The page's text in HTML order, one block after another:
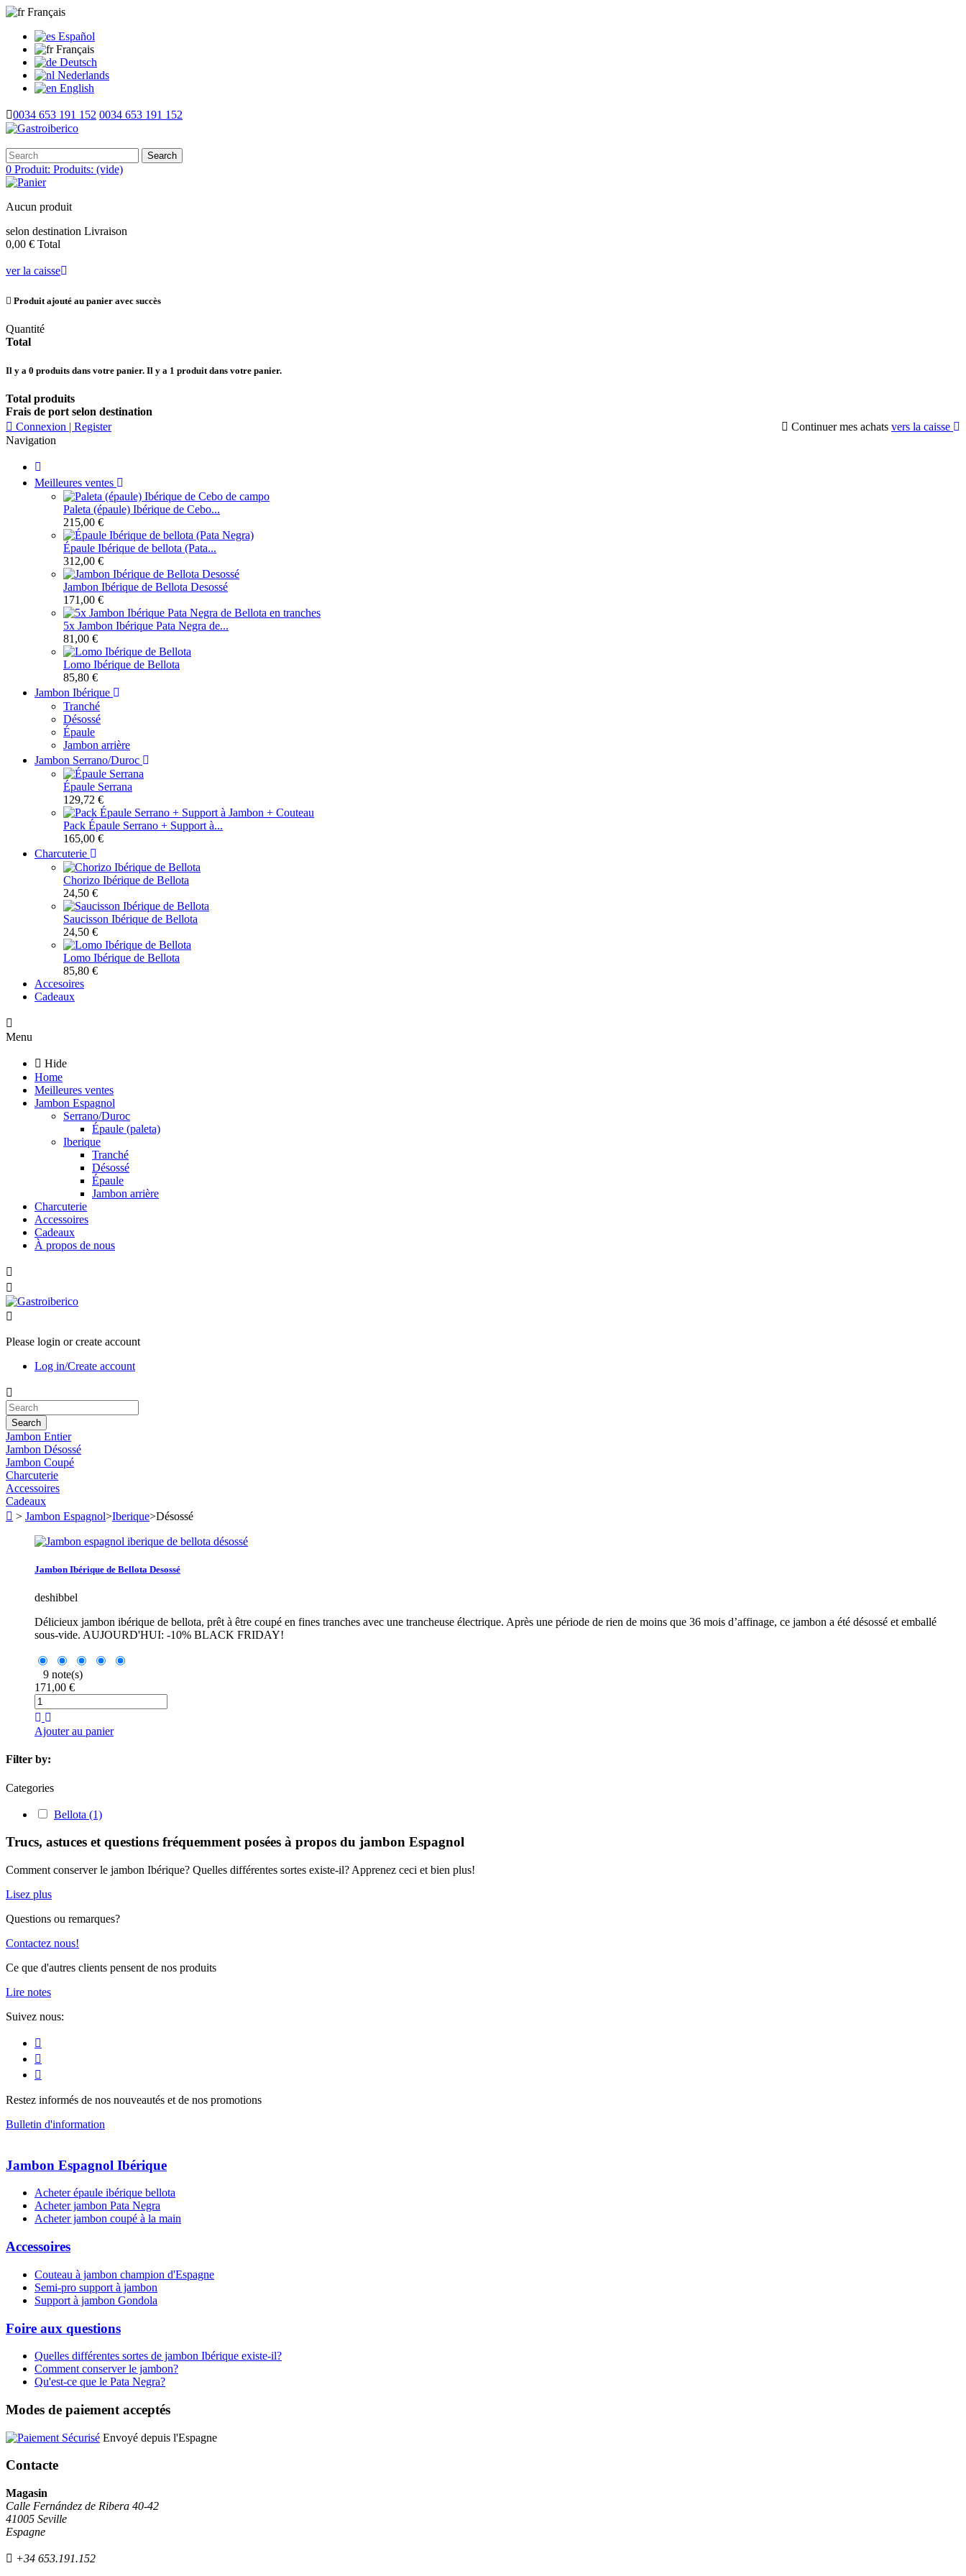
Français
Español
Français
Deutsch
Nederlands
English
0034 653 191 152 0034 653 191 152
Search
0 Produit: Produits: (vide)
Aucun produit
selon destination Livraison
0,00 € Total
ver la caisse
Produit ajouté au panier avec succès
Quantité
Total
Il y a 0 produits dans votre panier. Il y a 1 produit dans votre panier.
Total produits
Frais de port selon destination
Continuer mes achats vers la caisse
Connexion | Register
Navigation
Meilleures ventes
Paleta (épaule) Ibérique de Cebo...
215,00 €
Épaule Ibérique de bellota (Pata...
312,00 €
Jambon Ibérique de Bellota Desossé
171,00 €
5x Jambon Ibérique Pata Negra de...
81,00 €
Lomo Ibérique de Bellota
85,80 €
Jambon Ibérique
Tranché
Désossé
Épaule
Jambon arrière
Jambon Serrano/Duroc
Épaule Serrana
129,72 €
Pack Épaule Serrano + Support à...
165,00 €
Charcuterie
Chorizo Ibérique de Bellota
24,50 €
Saucisson Ibérique de Bellota
24,50 €
Lomo Ibérique de Bellota
85,80 €
Accesoires
Cadeaux
Menu
Hide
Home
Meilleures ventes
Jambon Espagnol
Serrano/Duroc
Épaule (paleta)
Iberique
Tranché
Désossé
Épaule
Jambon arrière
Charcuterie
Accessoires
Cadeaux
À propos de nous
Please login or create account
Log in/Create account
Search
Jambon Entier
Jambon Désossé
Jambon Coupé
Charcuterie
Accessoires
Cadeaux
> Jambon Espagnol>Iberique>Désossé
Jambon Ibérique de Bellota Desossé
deshibbel
Délicieux jambon ibérique de bellota, prêt à être coupé en fines tranches avec une trancheuse électrique. Après une période de rien de moins que 36 mois d’affinage, ce jambon a été désossé et emballé
sous-vide. AUJOURD'HUI: -10% BLACK FRIDAY!
9 note(s)
171,00 €
Ajouter au panier
Filter by:
Categories
Bellota (1)
Trucs, astuces et questions fréquemment posées à propos du jambon Espagnol
Comment conserver le jambon Ibérique? Quelles différentes sortes existe-il? Apprenez ceci et bien plus!
Lisez plus
Questions ou remarques?
Contactez nous!
Ce que d'autres clients pensent de nos produits
Lire notes
Suivez nous:
Restez informés de nos nouveautés et de nos promotions
Bulletin d'information
Jambon Espagnol Ibérique
Acheter épaule ibérique bellota
Acheter jambon Pata Negra
Acheter jambon coupé à la main
Accessoires
Couteau à jambon champion d'Espagne
Semi-pro support à jambon
Support à jambon Gondola
Foire aux questions
Quelles différentes sortes de jambon Ibérique existe-il?
Comment conserver le jambon?
Qu'est-ce que le Pata Negra?
Modes de paiement acceptés
Envoyé depuis l'Espagne
Contacte
Magasin
Calle Fernández de Ribera 40-42
41005 Seville
Espagne
+34 653.191.152